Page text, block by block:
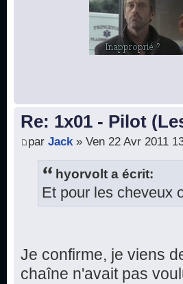
Re: 1x01 - Pilot
par Jack» Ven 22 Avr 2011
hyorvolt a écrit:
Et pour les cheveux
Je confirme, je viens
chaîne n'avait pas